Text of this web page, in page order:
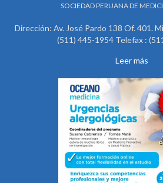
SOCIEDAD PERUANA DE
Dirección: Av. José Pardo 138 Of. 401.
(511) 445-1954 Telefax :
Leer más